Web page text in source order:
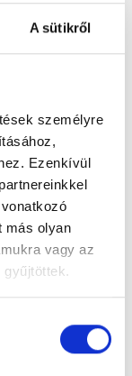
A sütikről
személyre
Ezenkívül
más olyan
vagy az
mennyiség